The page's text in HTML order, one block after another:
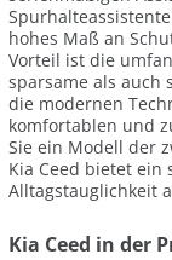
hohes Maß an
Vorteil ist die
sparsame als auch
die modernen
komfortablen und
Sie ein Modell der
Kia Ceed bietet ein
Alltagstauglichkeit
Kia Ceed in der